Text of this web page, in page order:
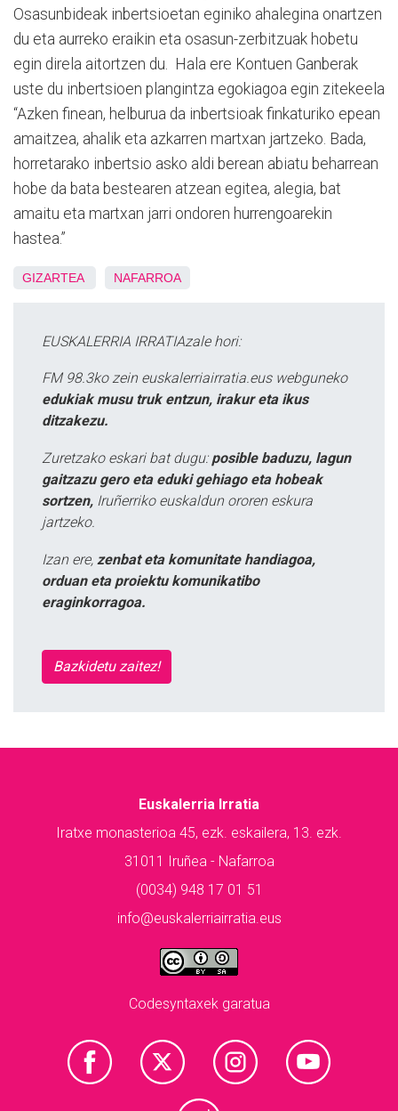
Osasunbideak inbertsioetan eginiko ahalegina onartzen
du eta aurreko eraikin eta osasun-zerbitzuak hobetu
egin direla aitortzen du. Hala ere Kontuen Ganberak
uste du inbertsioen plangintza egokiagoa egin zitekeela
“Azken finean, helburua da inbertsioak finkaturiko epean
amaitzea, ahalik eta azkarren martxan jartzeko. Bada,
horretarako inbertsio asko aldi berean abiatu beharrean
hobe da bata bestearen atzean egitea, alegia, bat
amaitu eta martxan jarri ondoren hurrengoarekin
hastea.”
GIZARTEA NAFARROA
EUSKALERRIA IRRATIAzale hori:
FM 98.3ko zein euskalerriairratia.eus webguneko
edukiak musu truk entzun, irakur eta ikus
ditzakezu.
Zuretzako eskari bat dugu: posible baduzu, lagun
gaitzazu gero eta eduki gehiago eta hobeak
sortzen, Iruñerriko euskaldun ororen eskura
jartzeko.
Izan ere, zenbat eta komunitate handiagoa,
orduan eta proiektu komunikatibo
eraginkorragoa.
Bazkidetu zaitez!
Euskalerria Irratia
Iratxe monasterioa 45, ezk. eskailera, 13. ezk.
31011 Iruñea - Nafarroa
(0034) 948 17 01 51
info@euskalerriairratia.eus
Codesyntaxek garatua